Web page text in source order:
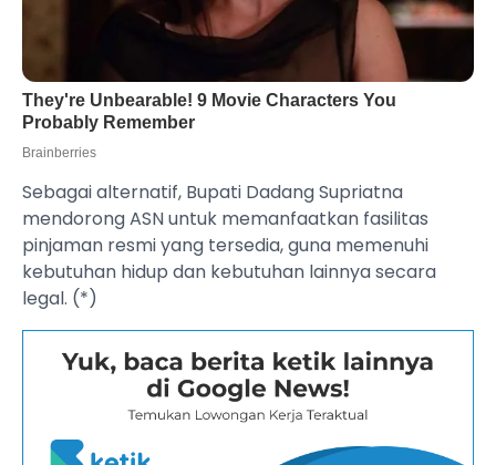
Sebagai alternatif, Bupati Dadang Supriatna
mendorong ASN untuk memanfaatkan fasilitas
pinjaman resmi yang tersedia, guna memenuhi
kebutuhan hidup dan kebutuhan lainnya secara
legal. (*)